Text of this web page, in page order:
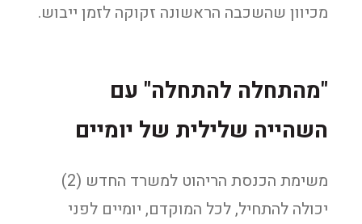
מכיוון שהשכבה הראשונה זקוקה לזמן ייבוש.
"מהתחלה להתחלה" עם
השהייה שלילית של יומיים
משימת הכנסת הריהוט למשרד החדש (2)
יכולה להתחיל, לכל המוקדם, יומיים לפני